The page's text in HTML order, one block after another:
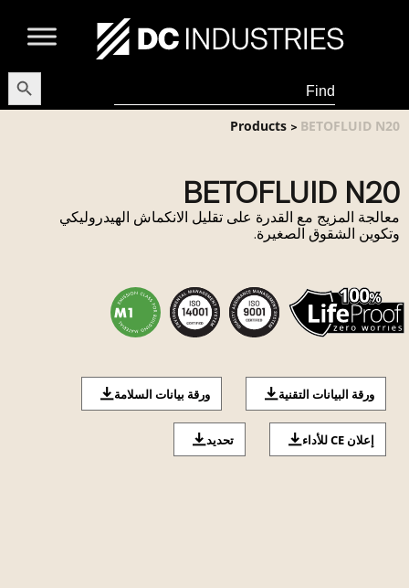
Search
for:
Button
Products >BETOFLUID N20
BETOFLUID N20
معالجة المزيج مع القدرة على تقليل الانكماش الهيدروليكي
وتكوين الشقوق الصغيرة.
ورقة البيانات التقنية ورقة بيانات السلامة
إعلان CE للأداء تحديد